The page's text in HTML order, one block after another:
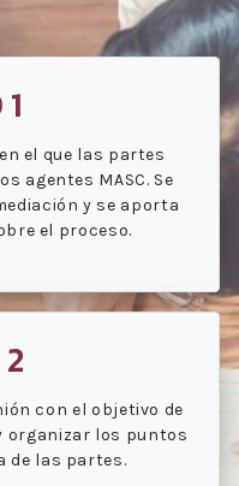
el que las partes
agentes MASC. Se
y se aporta
el proceso.
con el objetivo de
organizar los puntos
de las partes.